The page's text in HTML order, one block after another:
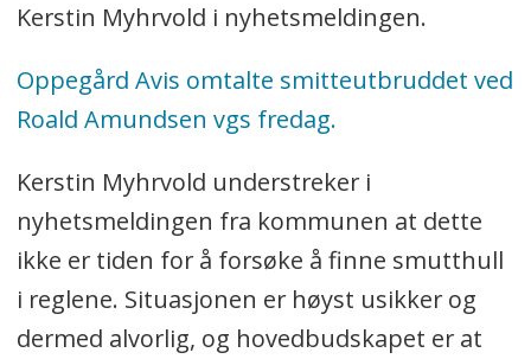
Kerstin Myhrvold i nyhetsmeldingen.
Oppegård Avis omtalte smitteutbruddet ved
Roald Amundsen vgs fredag.
Kerstin Myhrvold understreker i
nyhetsmeldingen fra kommunen at dette
ikke er tiden for å forsøke å finne smutthull
i reglene. Situasjonen er høyst usikker og
dermed alvorlig, og hovedbudskapet er at